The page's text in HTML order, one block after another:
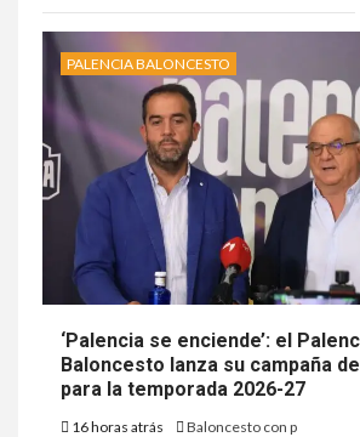
PALENCIA BALONCESTO
‘Palencia se enciende’: el
Baloncesto lanza su campaña
para la temporada 2026-27
16 horas atrás Baloncesto con p